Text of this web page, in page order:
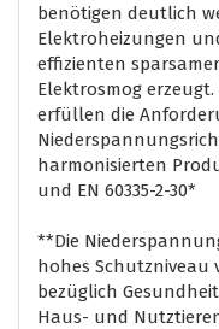
benötigen deutlich
Elektroheizungen
effizienten
Elektrosmog
erfüllen die
harmonisierten
und EN 60335-2-30*
**Die
hohes Schutzniveau
bezüglich
Haus- und